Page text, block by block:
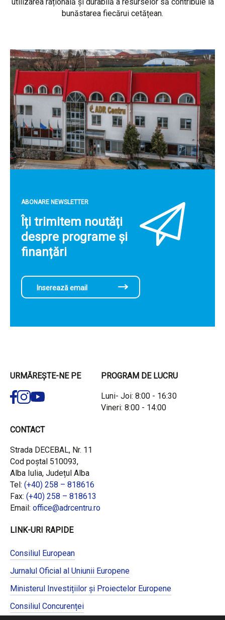
utilizarea rațională și durabilă a resurselor să contribuie la
bunăstarea fiecărui cetățean.
ABONARE NEWSLETTER
Îți trimitem noutăți
despre programe și
finanțări
URMĂREȘTE-NE PE PROGRAM DE LUCRU
Luni- Joi: 8:00 - 16:30
Vineri: 8:00 - 14:00
CONTACT
Strada DECEBAL, Nr. 11
Cod poștal 510093,
Alba Iulia, Județul Alba
Tel: (+40) 258 – 818616
Fax: (+40) 258 – 818613
Email: office@adrcentru.ro
LINK-URI RAPIDE
Consiliul European
Jurnalul Oficial al Uniunii Europene
Ministerul Investițiilor și Proiectelor Europene
Consiliul Concurenței